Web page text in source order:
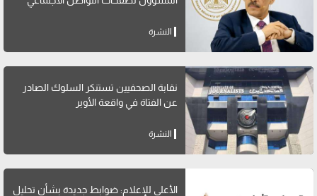
النشرة
نقابة الصحفيين تستنكر السلوك الصادر
عن الفتاة في واقعة الأوبر
النشرة
الأعلى للإعلام: ضوابط جديدة بشأن تحليل